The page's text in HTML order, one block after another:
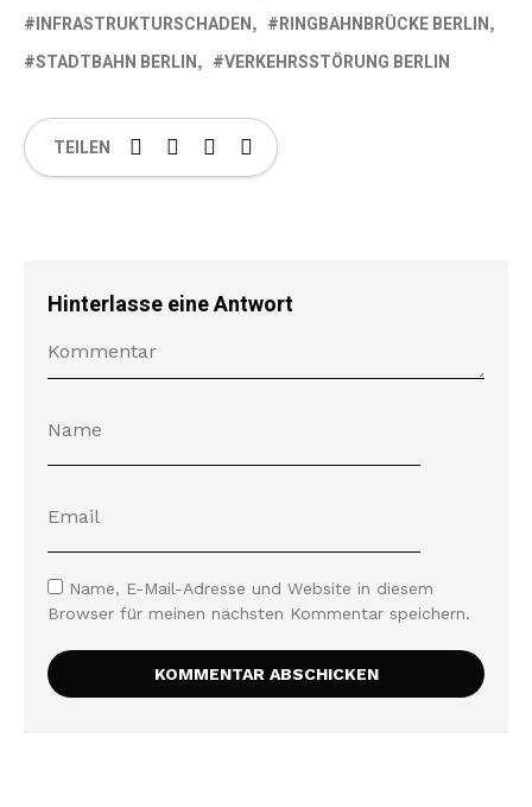
INFRASTRUKTURSCHADEN
RINGBAHNBRÜCKE BERLIN
STADTBAHN BERLIN
VERKEHRSSTÖRUNG BERLIN
TEILEN
Hinterlasse eine Antwort
Name, E-Mail-Adresse und Website in diesem
Browser für meinen nächsten Kommentar speichern.